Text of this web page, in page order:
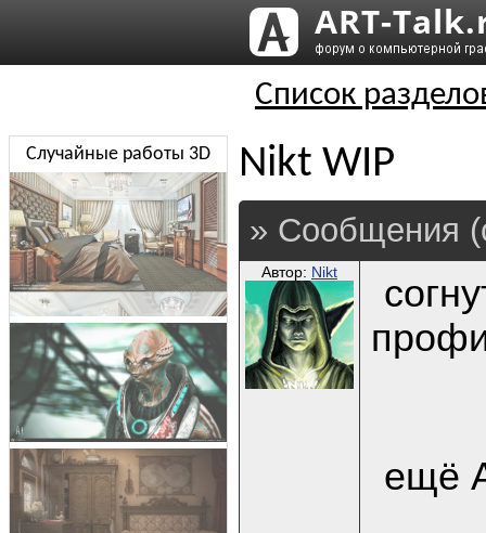
Список
Nikt WIP
» Сообщения
Автор: Nikt
ещё
Случайные работы 3D